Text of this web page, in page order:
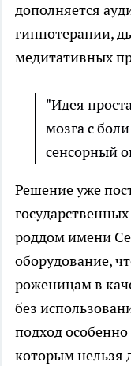
дополняется
гипнотерапии,
медитативных
"Идея
мозга с
сенсорный
Решение уже
роддом имени
оборудование,
роженицам в
без
подход
которым нельзя